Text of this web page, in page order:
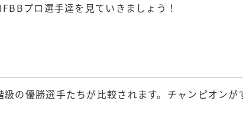
プロ選手達を見ていきましょう！
の優勝選手たちが比較されます。チャンピオンが